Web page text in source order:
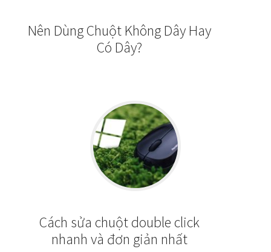
Nên Dùng Chuột Không Dây Hay
Có Dây?
Cách sửa chuột double click
nhanh và đơn giản nhất